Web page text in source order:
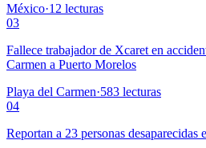
México·12 lecturas
03
Fallece trabajador de Xcaret en
Carmen a Puerto Morelos
Playa del Carmen·583 lecturas
04
Reportan a 23 personas desaparecidas